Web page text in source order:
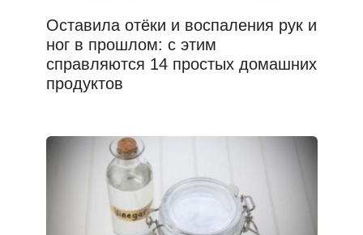
Оставила отёки и воспаления рук и
ног в прошлом: с этим
справляются 14 простых домашних
продуктов